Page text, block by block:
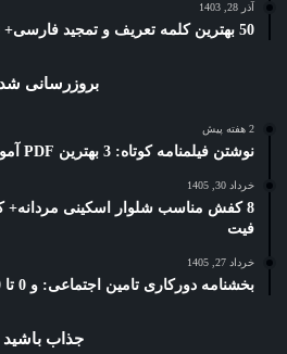
آذر 28, 1403
50 بهترین کلمه تعریف و تمجید فارسی+ نکات و حقایق
بروزرسانی
2 هفته پیش
نوشتن فیلمنامه کوتاه: 3 بهترین PDF آموزش کامل (دانلود رایگان)
خرداد 30, 1405
8 کفش مناسب شلوار اسکینی
فیت
خرداد 27, 1405
بخشنامه دورکاری تامین اجتماعی: و 0 تا 100 نکاتی که باید بدانید
جذاب باشید